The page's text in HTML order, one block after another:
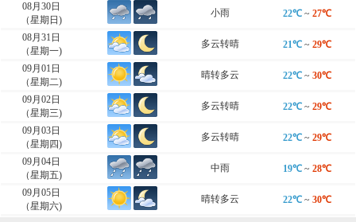
08月30日
（星期日)
小雨 22℃~ 27℃
08月31日
（星期一)
多云转晴 21℃~ 29℃
09月01日
（星期二)
晴转多云 22℃~ 30℃
09月02日
（星期三)
多云转晴 22℃~ 29℃
09月03日
（星期四)
多云转晴 22℃~ 29℃
09月04日
（星期五)
中雨 19℃~ 28℃
09月05日
（星期六)
晴转多云 22℃~ 30℃